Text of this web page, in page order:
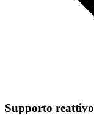
Supporto reattivo